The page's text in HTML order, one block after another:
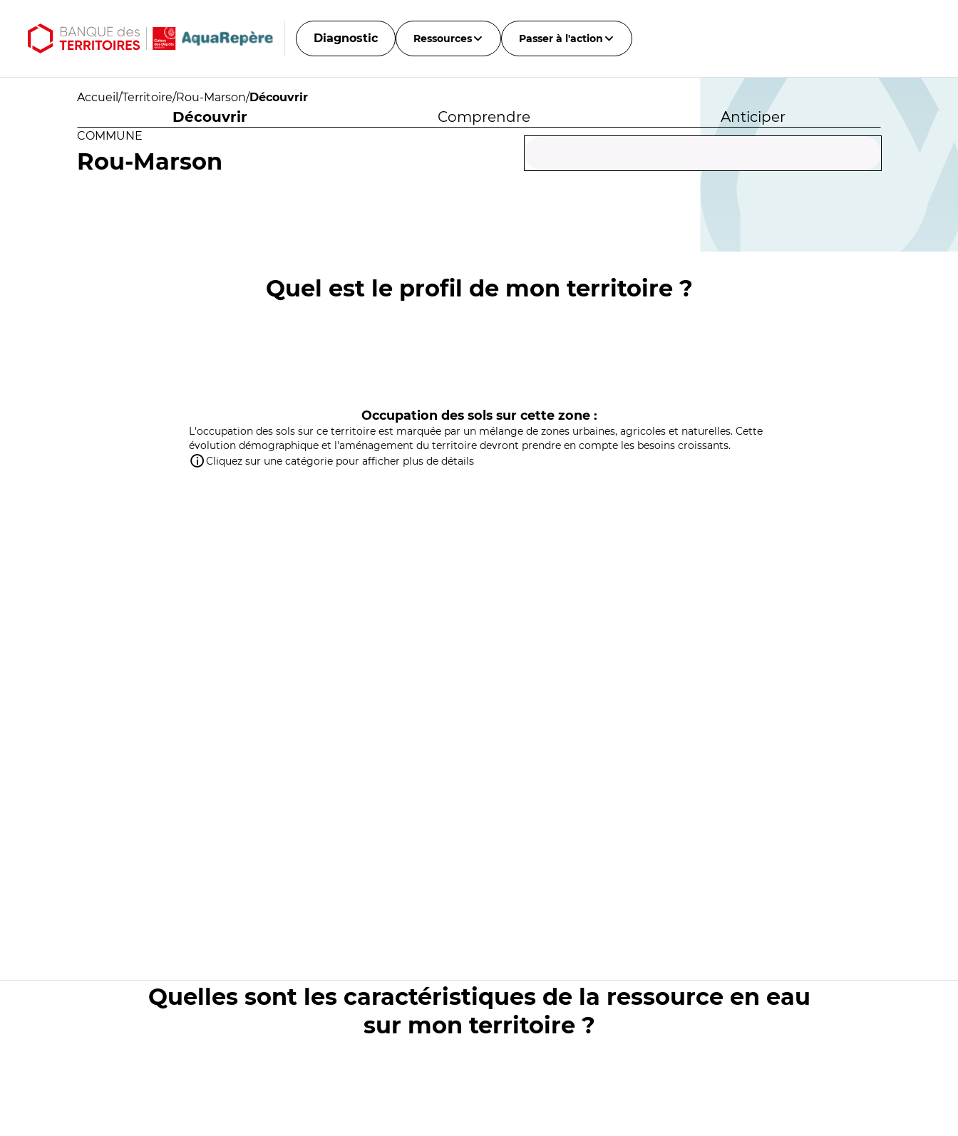
Diagnostic Ressources Passer à l'action
Accueil /Territoire/Rou-Marson/Découvrir
Découvrir Comprendre Anticiper
COMMUNE
Rou-Marson
Quel est le profil de mon territoire ?
Occupation des sols sur cette zone :
L'occupation des sols sur ce territoire est marquée par un mélange de zones urbaines, agricoles et naturelles. Cette
évolution démographique et l'aménagement du territoire devront prendre en compte les besoins croissants.
Cliquez sur une catégorie pour afficher plus de détails
Quelles sont les caractéristiques de la ressource en eau
sur mon territoire ?